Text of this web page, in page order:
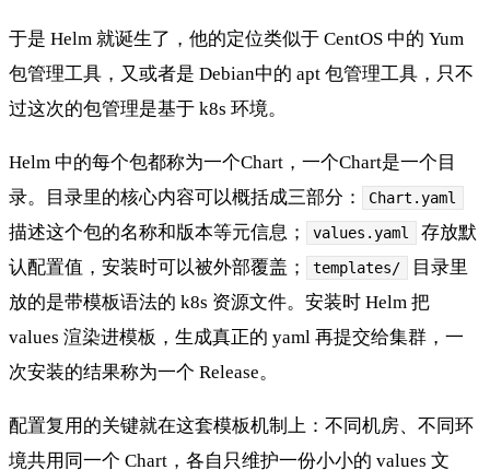
于是 Helm 就诞生了，他的定位类似于 CentOS 中的 Yum
包管理工具，又或者是 Debian中的 apt 包管理工具，只不
过这次的包管理是基于 k8s 环境。
Helm 中的每个包都称为一个Chart，一个Chart是一个目
录。目录里的核心内容可以概括成三部分：
Chart.yaml
描述这个包的名称和版本等元信息； values.yaml
存放默
认配置值，安装时可以被外部覆盖；
templates/
目录里
放的是带模板语法的 k8s 资源文件。安装时 Helm 把
values 渲染进模板，生成真正的 yaml 再提交给集群，一
次安装的结果称为一个 Release。
配置复用的关键就在这套模板机制上：不同机房、不同环
境共用同一个 Chart，各自只维护一份小小的 values 文